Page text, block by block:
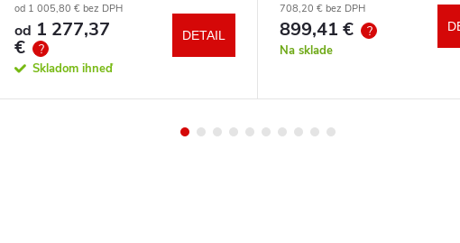
od 1 005,80 € bez DPH
od 1 277,37
€ ?
Skladom ihneď
DETAIL
základňa
708,20 € bez DPH
899,41 € ?
Na sklade